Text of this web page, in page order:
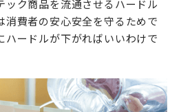
ック商品を流通させるハードル
消費者の安心安全を守るためで
ハードルが下がればいいわけで